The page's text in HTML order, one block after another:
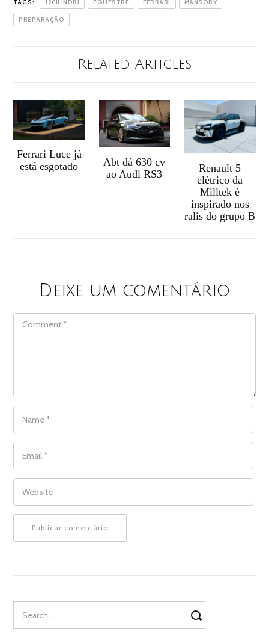
TAGS: 12CILINDRI EQUESTRE FERRARI MANSORY
PREPARAÇÃO
Related Articles
Ferrari Luce já
está esgotado
Abt dá 630 cv
ao Audi RS3
Renault 5
elétrico da
Milltek é
inspirado nos
ralis do grupo B
Deixe um comentário
COMMENT
NAME
EMAIL
WEBSITE
for: